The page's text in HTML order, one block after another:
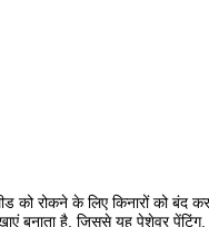
को रोकने के लिए किनारों को
बनाता है, जिससे यह पेशेवर